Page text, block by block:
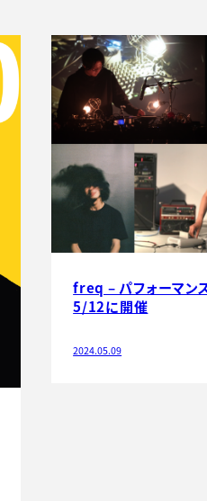
freq – パフォーマン
5/12に開催
2024.05.09